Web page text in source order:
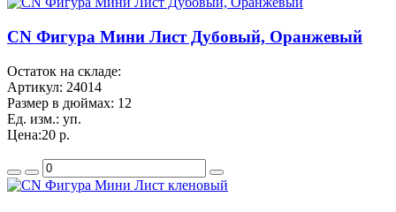
CN Фигура Мини Лист Дубовый, Оранжевый
Остаток на складе:
Артикул: 24014
Размер в дюймах: 12
Ед. изм.: уп.
Цена:20 р.